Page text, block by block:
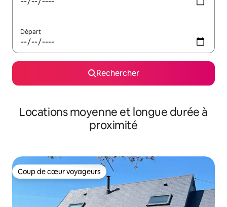
Départ
Rechercher
Locations moyenne et longue durée à
proximité
Coup de cœur voyageurs
Coup de cœur voyageurs